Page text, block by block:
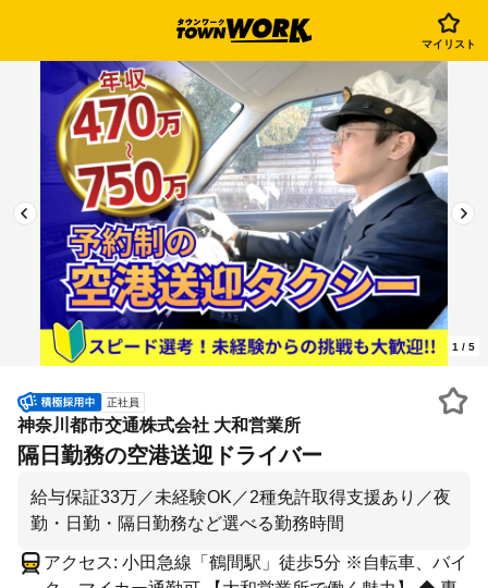
マイリスト
1 / 5
正社員
神奈川都市交通株式会社 大和営業所
隔日勤務の空港送迎ドライバー
給与保証33万／未経験OK／2種免許取得支援あり／夜
勤・日勤・隔日勤務など選べる勤務時間
アクセス: 小田急線「鶴間駅」徒歩5分 ※自転車、バイ